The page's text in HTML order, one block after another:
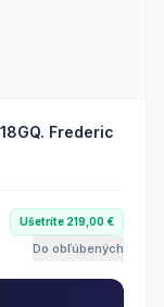
Frederic
Ušetríte 219,00 €
Do obľúbených